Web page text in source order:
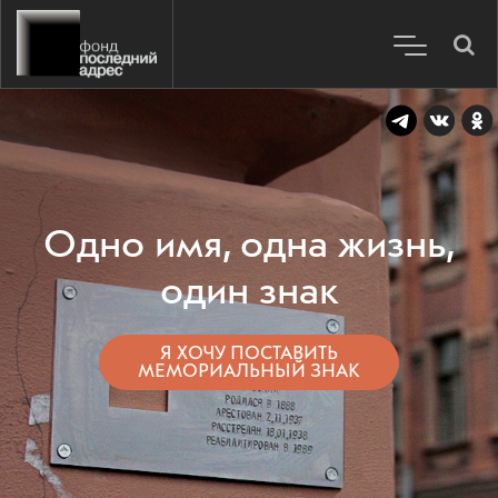
Одно имя, одна жизнь,
один знак
Я ХОЧУ ПОСТАВИТЬ
МЕМОРИАЛЬНЫЙ ЗНАК